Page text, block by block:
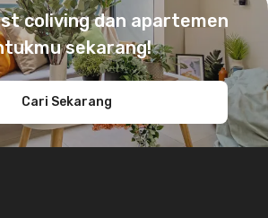
coliving dan apartemen
sekarang!
Cari Sekarang